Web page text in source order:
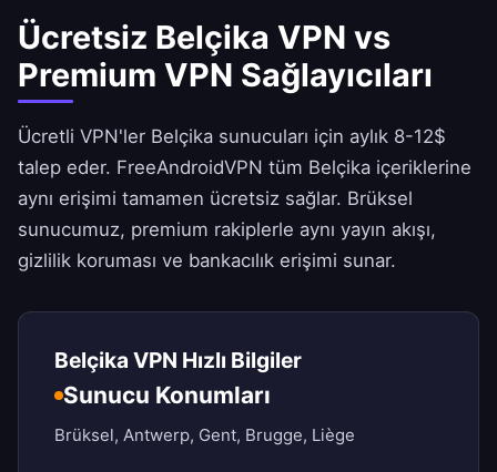
Ücretsiz Belçika VPN vs
Premium VPN Sağlayıcıları
Ücretli VPN'ler Belçika sunucuları için aylık 8-12$
talep eder. FreeAndroidVPN tüm Belçika içeriklerine
aynı erişimi tamamen ücretsiz sağlar. Brüksel
sunucumuz, premium rakiplerle aynı yayın akışı,
gizlilik koruması ve bankacılık erişimi sunar.
Belçika VPN Hızlı Bilgiler
Sunucu Konumları
Brüksel, Antwerp, Gent, Brugge, Liège